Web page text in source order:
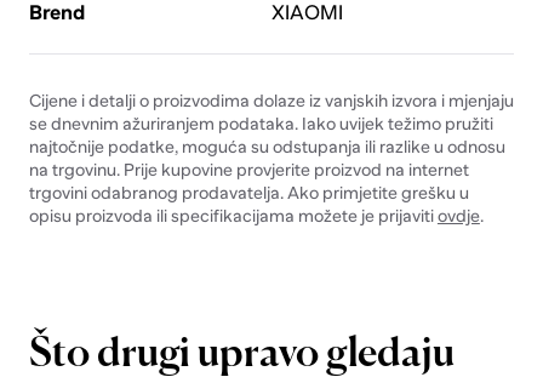
Brend XIAOMI
Cijene i detalji o proizvodima dolaze iz vanjskih izvora i mjenjaju
se dnevnim ažuriranjem podataka. Iako uvijek težimo pružiti
najtočnije podatke, moguća su odstupanja ili razlike u odnosu
na trgovinu. Prije kupovine provjerite proizvod na internet
trgovini odabranog prodavatelja. Ako primjetite grešku u
opisu proizvoda ili specifikacijama možete je prijavitiovdje.
Što drugi upravo gledaju